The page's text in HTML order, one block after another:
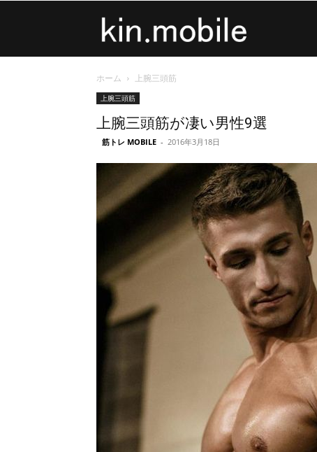
ホーム 上腕三頭筋
上腕三頭筋
上腕三頭筋が凄い男性9選
筋トレ MOBILE - 2016年3月18日